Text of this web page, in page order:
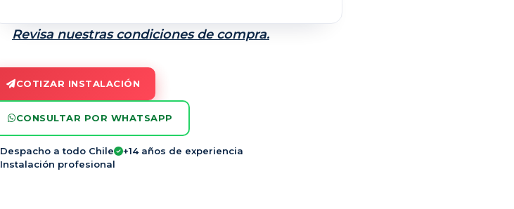
Revisa nuestras condiciones de compra.
COTIZAR INSTALACIÓN
CONSULTAR POR WHATSAPP
Despacho a todo Chile
+14 años de experiencia
Instalación profesional